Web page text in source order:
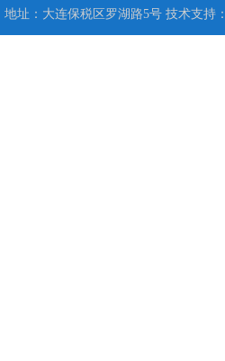
地址：大连保税区罗湖路5号 技术支持